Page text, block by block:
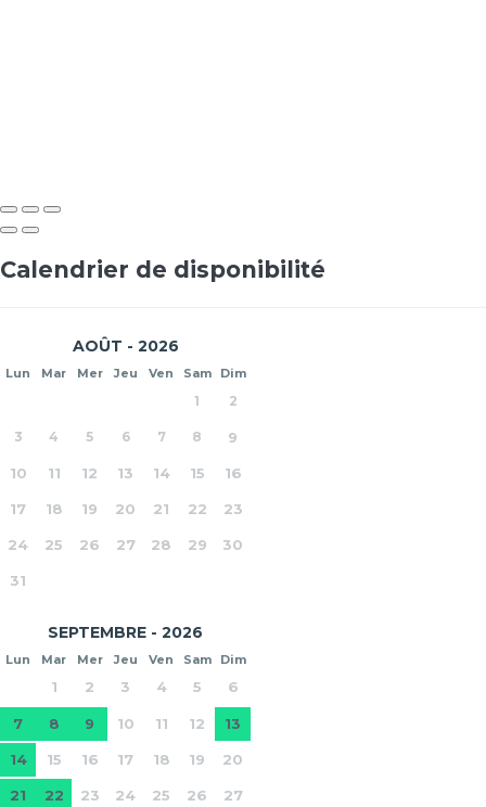
Calendrier de disponibilité
AOÛT - 2026
Lun Mar Mer Jeu Ven Sam Dim
1 2
3 4 5 6 7 8 9
10 11 12 13 14 15 16
17 18 19 20 21 22 23
24 25 26 27 28 29 30
31
SEPTEMBRE - 2026
Lun Mar Mer Jeu Ven Sam Dim
1 2 3 4 5 6
7 8 9 10 11 12 13
14 15 16 17 18 19 20
21 22 23 24 25 26 27